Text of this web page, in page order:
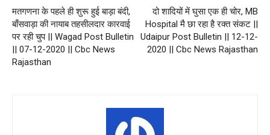
मतगणना के पहले ही शुरू हुई बाड़ा बंदी,
बाँसवाड़ा की नायाब तहसीलदार कारवाई
पर रही चुप || Wagad Post Bulletin
|| 07-12-2020 || Cbc News
Rajasthan
दो शादियों में घुसा एक ही चोर, MB
Hospital मै छा रहा है रक्त संकट ||
Udaipur Post Bulletin || 12-12-
2020 || Cbc News Rajasthan